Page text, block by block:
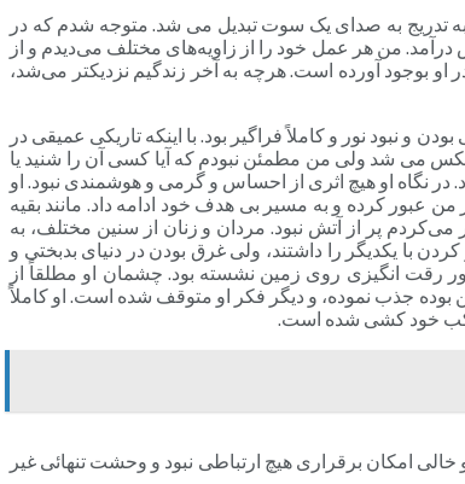
تدریج به صدای یک سوت تبدیل می شد. متوجه شدم که در
من هر عمل خود را از زاویه‌های مختلف می‌دیدم و از
بوجود آورده است. هرچه به آخر زندگیم نزدیکتر می‌شد،
و نبود نور و کاملاً فراگیر بود. با اینکه تاریکی عمیقی در
می شد ولی من مطمئن نبودم که آیا کسی آن را شنید یا
در نگاه او هیچ اثری از احساس و گرمی و هوشمندی نبود. او
عبور کرده و به مسیر بی هدف خود ادامه داد. مانند بقیه
پر از آتش نبود. مردان و زنان از سنین مختلف، به
با یکدیگر را داشتند، ولی غرق بودن در دنیای بدبختی و
را از این کار عاجز نموده بود. به مرد مسنی برخورد کردم که به نظر حدود 60 ساله می‌آمد و به طور رقت انگیزی روی زمین نشسته بود. چشمان او مطلقاً از
جذب نموده، و دیگر فکر او متوقف شده است. او کاملاً
خود کشی شده است.
امکان برقراری هیچ ارتباطی نبود و وحشت تنهائی غیر